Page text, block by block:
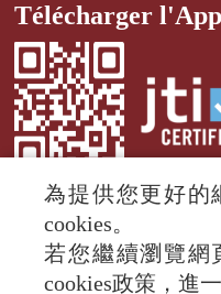
Télécharger l'App
© 2024 RTI
All
為提供您更好的
cookies。
若您繼續瀏覽網
cookies政策，進